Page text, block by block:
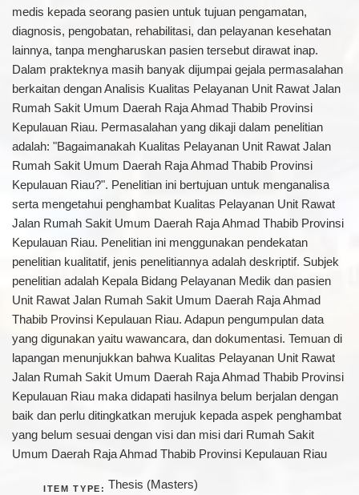
medis kepada seorang pasien untuk tujuan pengamatan,
diagnosis, pengobatan, rehabilitasi, dan pelayanan kesehatan
lainnya, tanpa mengharuskan pasien tersebut dirawat inap.
Dalam prakteknya masih banyak dijumpai gejala permasalahan
berkaitan dengan Analisis Kualitas Pelayanan Unit Rawat Jalan
Rumah Sakit Umum Daerah Raja Ahmad Thabib Provinsi
Kepulauan Riau. Permasalahan yang dikaji dalam penelitian
adalah: "Bagaimanakah Kualitas Pelayanan Unit Rawat Jalan
Rumah Sakit Umum Daerah Raja Ahmad Thabib Provinsi
Kepulauan Riau?". Penelitian ini bertujuan untuk menganalisa
serta mengetahui penghambat Kualitas Pelayanan Unit Rawat
Jalan Rumah Sakit Umum Daerah Raja Ahmad Thabib Provinsi
Kepulauan Riau. Penelitian ini menggunakan pendekatan
penelitian kualitatif, jenis penelitiannya adalah deskriptif. Subjek
penelitian adalah Kepala Bidang Pelayanan Medik dan pasien
Unit Rawat Jalan Rumah Sakit Umum Daerah Raja Ahmad
Thabib Provinsi Kepulauan Riau. Adapun pengumpulan data
yang digunakan yaitu wawancara, dan dokumentasi. Temuan di
lapangan menunjukkan bahwa Kualitas Pelayanan Unit Rawat
Jalan Rumah Sakit Umum Daerah Raja Ahmad Thabib Provinsi
Kepulauan Riau maka didapati hasilnya belum berjalan dengan
baik dan perlu ditingkatkan merujuk kepada aspek penghambat
yang belum sesuai dengan visi dan misi dari Rumah Sakit
Umum Daerah Raja Ahmad Thabib Provinsi Kepulauan Riau
ITEM TYPE: Thesis (Masters)